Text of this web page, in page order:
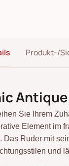
Produkt-/
Sie Ihrem
Element im
Das Ruder mit
und